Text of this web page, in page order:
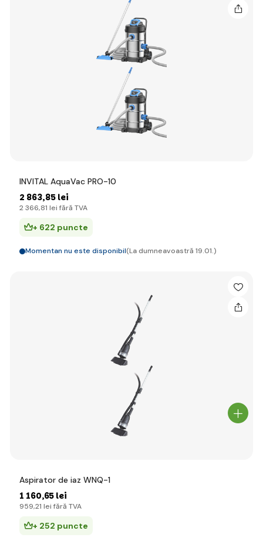
INVITAL AquaVac PRO-10
2 863,85 lei
2 366,81 lei fără TVA
+ 622 puncte
Momentan nu este disponibil(La dumneavoastră 19.01.)
Aspirator de iaz WNQ-1
1 160,65 lei
959,21 lei fără TVA
+ 252 puncte